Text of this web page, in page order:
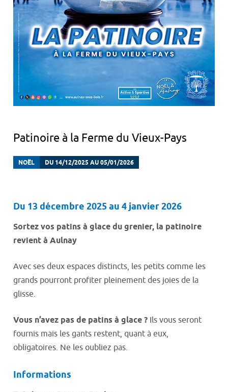
Patinoire à la Ferme du Vieux-Pays
NOËL DU 14/12/2025 AU 05/01/2026
Du 13 décembre 2025 au 4 janvier 2026
Sortez vos patins à glace du grenier, la patinoire
revient à Aulnay
Avec ses deux espaces distincts, les petits comme les
grands pourront profiter pleinement des joies de la
glisse.
Vous n’avez pas de patins à glace ? Ils vous seront
fournis mais les gants restent, quant à eux,
obligatoires. Ne les oubliez pas.
Informations